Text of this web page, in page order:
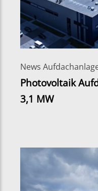
News
Photovoltaik
3,1 MW